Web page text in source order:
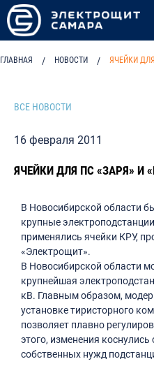
ГЛАВНАЯ / НОВОСТИ / ЯЧЕЙКИ
ВСЕ НОВОСТИ
16 февраля 2011
ЯЧЕЙКИ ДЛЯ ПС «ЗАРЯ» И
В Новосибирской области
крупные
применялись ячейки КРУ,
«Электрощит».
В Новосибирской области
крупнейшая
кВ. Главным образом,
установке тиристорного
позволяет плавно
этого, изменения
собственных нужд